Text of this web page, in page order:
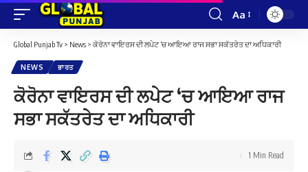
Font
Resizer
Aa
Global Punjab Tv > News > ਕੋਰੋਨਾ ਵਾਇਰਸ ਦੀ ਲਪੇਟ ‘ਚ ਆਇਆ ਰਾਜ ਸਭਾ ਸਕੱਤਰੇਤ ਦਾ ਅਧਿਕਾਰੀ
NEWS ਭਾਰਤ
ਕੋਰੋਨਾ ਵਾਇਰਸ ਦੀ ਲਪੇਟ ‘ਚ ਆਇਆ ਰਾਜ
ਸਭਾ ਸਕੱਤਰੇਤ ਦਾ ਅਧਿਕਾਰੀ
1 Min Read